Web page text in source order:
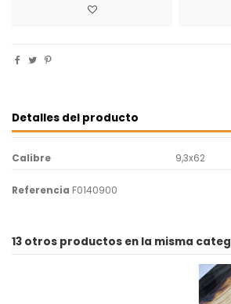
Detalles del producto
Calibre 9,3x62
Referencia F0140900
13 otros productos en la misma